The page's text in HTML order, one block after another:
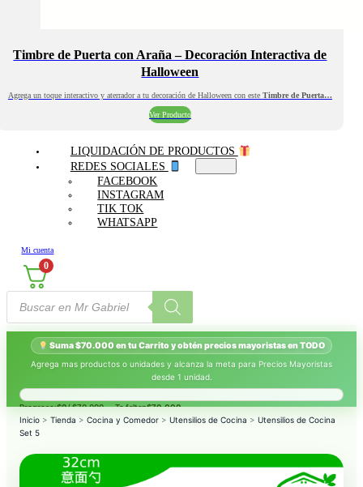
Timbre de Puerta con Araña – Decoración Interactiva de
Halloween
Agrega un toque interactivo y aterrador a tu decoración de Halloween con este Timbre de Puerta…
Ver Producto
LIQUIDACIÓN DE PRODUCTOS
REDES SOCIALES
FACEBOOK
INSTAGRAM
TIK TOK
WHATSAPP
Mi cuenta
0
Búsqueda
productos
Suma $70.000 en tu Carrito y obtén precios mayoristas en TODO
Agrega mas productos o unidades y alcanza la meta para Precios Mayoristas
desde 1 unidad.
Progreso:$0/ $70.000 — Te faltan$70.000.
Inicio > Tienda > Cocina y Comedor > Utensilios de Cocina > Utensilios de Cocina
Set 5